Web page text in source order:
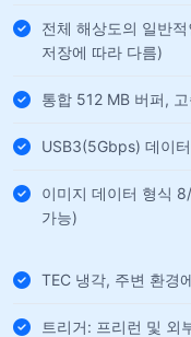
전체 해상도의 일반
저장에 따라 다름)
통합 512 MB 버퍼,
USB3(5Gbps) 데이
이미지 데이터 형식
가능)
TEC 냉각, 주변 환경
트리거: 프리런 및 외